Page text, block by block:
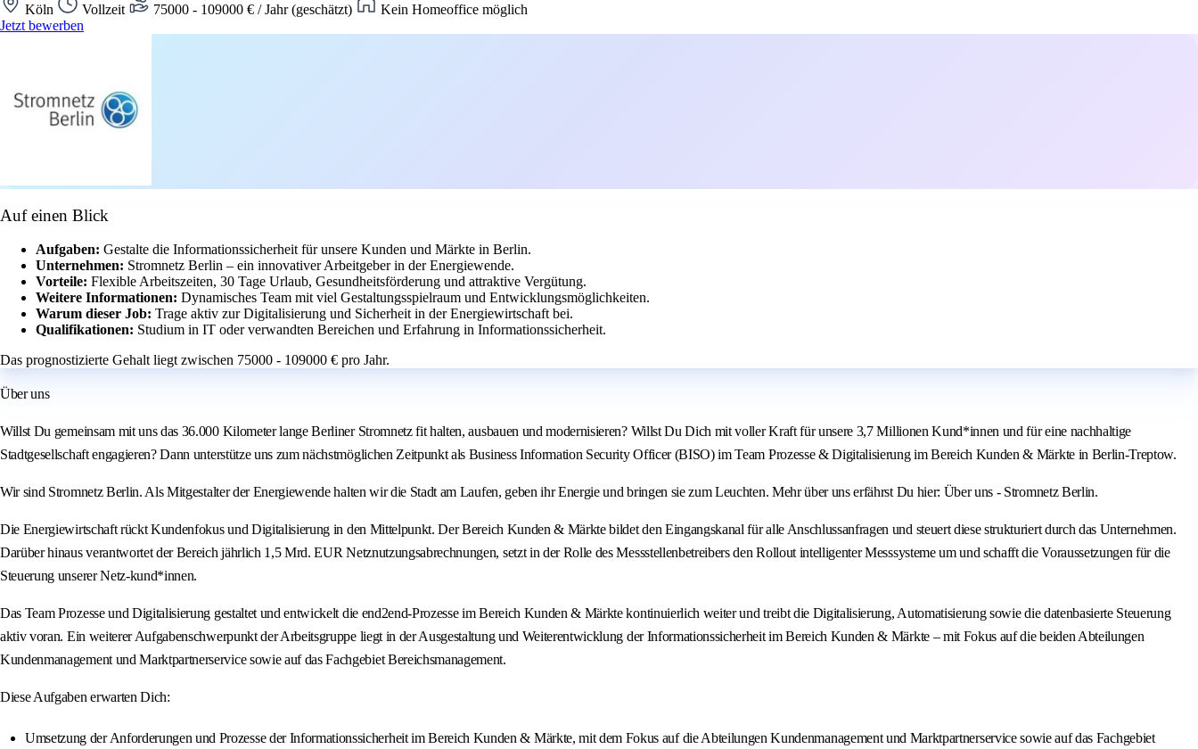
Köln Vollzeit 75000 - 109000 € / Jahr (geschätzt)
Kein Homeoffice möglich
Jetzt bewerben
Auf einen Blick
Aufgaben: Gestalte die Informationssicherheit für unsere Kunden und Märkte in Berlin.
Unternehmen: Stromnetz Berlin – ein innovativer Arbeitgeber in der Energiewende.
Vorteile: Flexible Arbeitszeiten, 30 Tage Urlaub, Gesundheitsförderung und attraktive Vergütung.
Weitere Informationen: Dynamisches Team mit viel Gestaltungsspielraum und Entwicklungsmöglichkeiten.
Warum dieser Job: Trage aktiv zur Digitalisierung und Sicherheit in der Energiewirtschaft bei.
Qualifikationen: Studium in IT oder verwandten Bereichen und Erfahrung in Informationssicherheit.
Das prognostizierte Gehalt liegt zwischen 75000 - 109000 € pro Jahr.
Über uns
Willst Du gemeinsam mit uns das 36.000 Kilometer lange Berliner Stromnetz fit halten, ausbauen und modernisieren? Willst Du Dich mit voller Kraft für unsere 3,7 Millionen Kund*innen und für eine nachhaltige
Stadtgesellschaft engagieren? Dann unterstütze uns zum nächstmöglichen Zeitpunkt als Business Information Security Officer (BISO) im Team Prozesse & Digitalisierung im Bereich Kunden & Märkte in Berlin-Treptow.
Wir sind Stromnetz Berlin. Als Mitgestalter der Energiewende halten wir die Stadt am Laufen, geben ihr Energie und bringen sie zum Leuchten. Mehr über uns erfährst Du hier: Über uns - Stromnetz Berlin.
Die Energiewirtschaft rückt Kundenfokus und Digitalisierung in den Mittelpunkt. Der Bereich Kunden & Märkte bildet den Eingangskanal für alle Anschlussanfragen und steuert diese strukturiert durch das Unternehmen.
Darüber hinaus verantwortet der Bereich jährlich 1,5 Mrd. EUR Netznutzungsabrechnungen, setzt in der Rolle des Messstellenbetreibers den Rollout intelligenter Messsysteme um und schafft die Voraussetzungen für die
Steuerung unserer Netz-kund*innen.
Das Team Prozesse und Digitalisierung gestaltet und entwickelt die end2end-Prozesse im Bereich Kunden & Märkte kontinuierlich weiter und treibt die Digitalisierung, Automatisierung sowie die datenbasierte Steuerung
aktiv voran. Ein weiterer Aufgabenschwerpunkt der Arbeitsgruppe liegt in der Ausgestaltung und Weiterentwicklung der Informationssicherheit im Bereich Kunden & Märkte – mit Fokus auf die beiden Abteilungen
Kundenmanagement und Marktpartnerservice sowie auf das Fachgebiet Bereichsmanagement.
Diese Aufgaben erwarten Dich:
Umsetzung der Anforderungen und Prozesse der Informationssicherheit im Bereich Kunden & Märkte, mit dem Fokus auf die Abteilungen Kundenmanagement und Marktpartnerservice sowie auf das Fachgebiet